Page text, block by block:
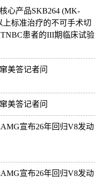
心产品SKB264 (MK-
上标准治疗的不可手术切
患者的III期临床试验
美答记者问
美答记者问
宣布26年回归V8发动
宣布26年回归V8发动